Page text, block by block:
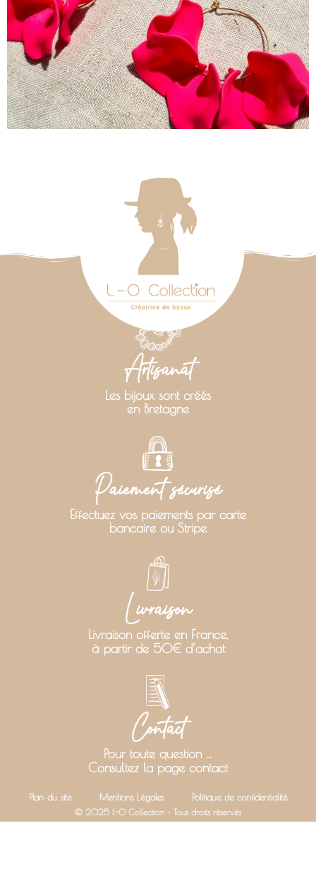
Artisanat
Les bijoux sont créés
en Bretagne
Paiement sécurisé
Effectuez vos paiements par carte
bancaire ou Stripe
Livraison
Livraison offerte en France,
à partir de 50€ d’achat
Contact
Pour toute question …
Consultez la page contact
Plan du site Mentions Légales Politique de confidentialité
© 2025 L-O Collection – Tous droits réservés